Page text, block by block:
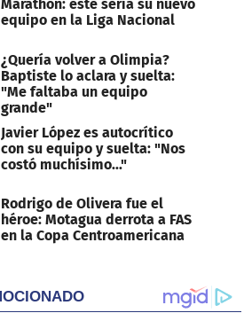
Marathón: este sería su nuevo
equipo en la Liga Nacional
¿Quería volver a Olimpia?
Baptiste lo aclara y suelta:
"Me faltaba un equipo
grande"
Javier López es autocrítico
con su equipo y suelta: "Nos
costó muchísimo..."
Rodrigo de Olivera fue el
héroe: Motagua derrota a FAS
en la Copa Centroamericana